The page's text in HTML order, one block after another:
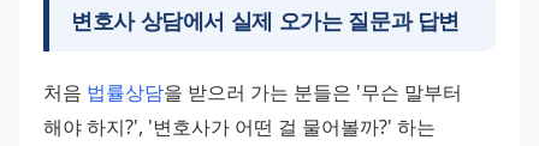
변호사 상담에서 실제 오가는 질문과 답변
처음 법률상담을 받으러 가는 분들은 '무슨 말부터
해야 하지?', '변호사가 어떤 걸 물어볼까?' 하는